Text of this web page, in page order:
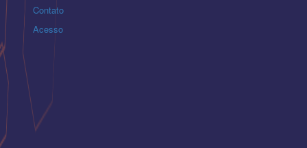
Contato
Acesso